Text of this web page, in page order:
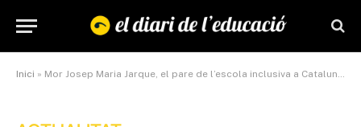
Inici » Mor Josep Maria Jarque, el pare de l’escola inclusiva a Catalunya